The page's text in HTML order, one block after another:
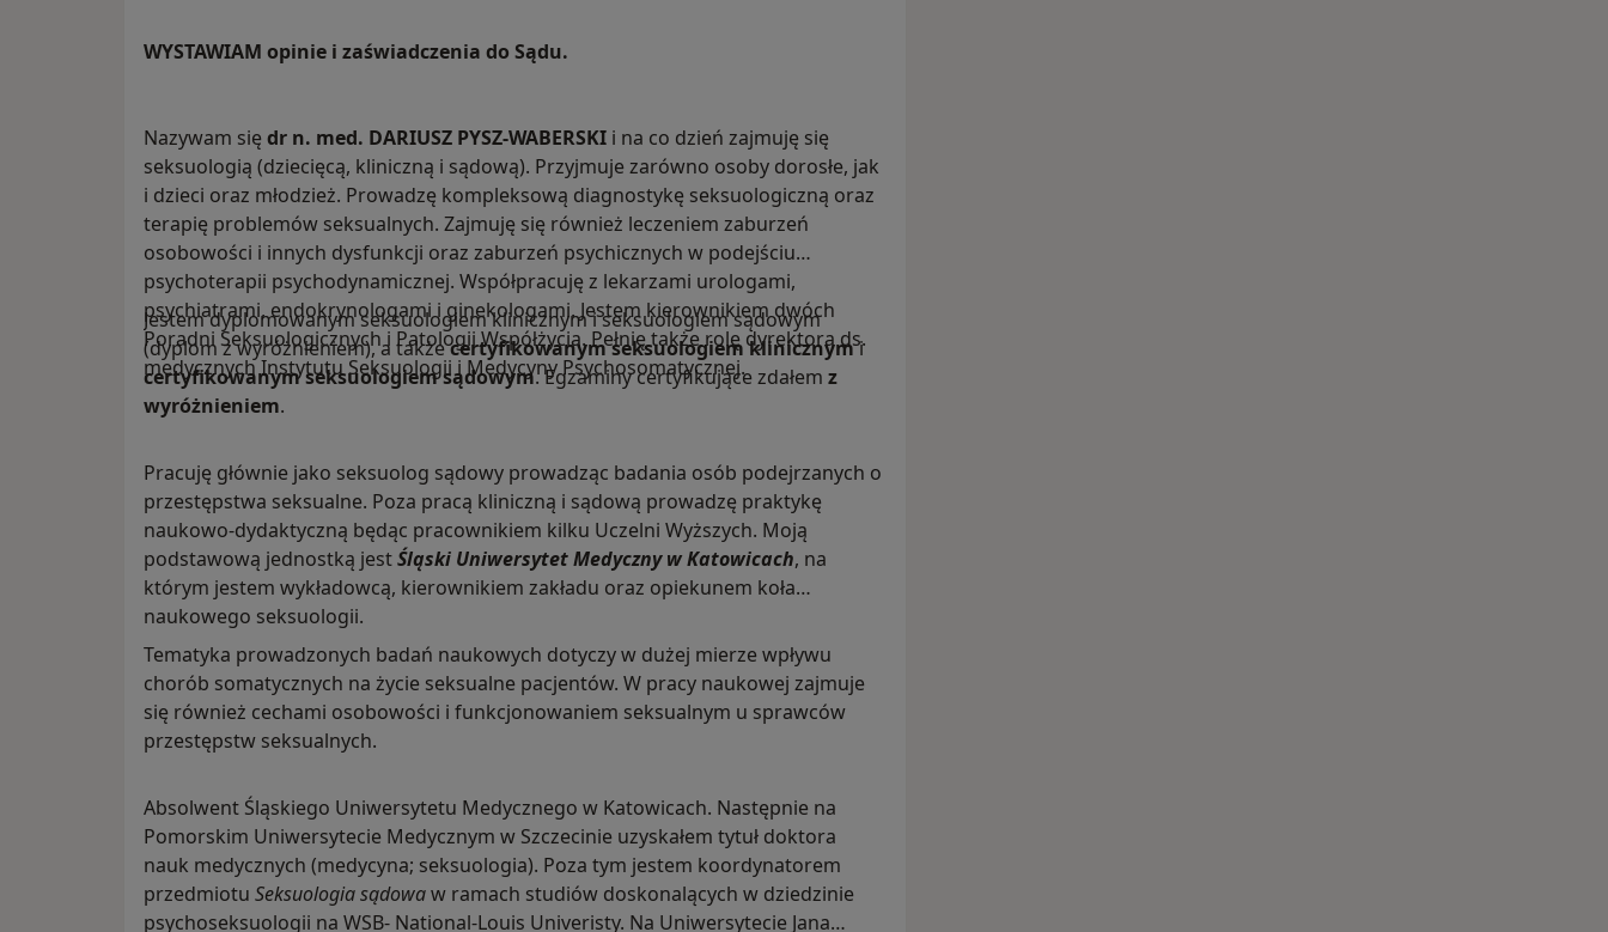
WYSTAWIAM opinie i zaświadczenia do Sądu.
Nazywam się dr n. med. DARIUSZ PYSZ-WABERSKI i na co dzień zajmuję się
seksuologią (dziecięcą, kliniczną i sądową). Przyjmuje zarówno osoby dorosłe, jak
i dzieci oraz młodzież. Prowadzę kompleksową diagnostykę seksuologiczną oraz
terapię problemów seksualnych. Zajmuję się również leczeniem zaburzeń
osobowości i innych dysfunkcji oraz zaburzeń psychicznych w podejściu
psychoterapii psychodynamicznej. Współpracuję z lekarzami urologami,
psychiatrami, endokrynologami i ginekologami. Jestem kierownikiem dwóch
Poradni Seksuologicznych i Patologii Współżycia. Pełnię także rolę dyrektora ds.
medycznych Instytutu Seksuologii i Medycyny Psychosomatycznej.
Jestem dyplomowanym seksuologiem klinicznym i seksuologiem sądowym
(dyplom z wyróżnieniem), a takżecertyfikowanym seksuologiem klinicznymi
certyfikowanym seksuologiem sądowym. Egzaminy certyfikujące zdałem z
wyróżnieniem.
Pracuję głównie jako seksuolog sądowy prowadząc badania osób podejrzanych o
przestępstwa seksualne. Poza pracą kliniczną i sądową prowadzę praktykę
naukowo-dydaktyczną będąc pracownikiem kilku Uczelni Wyższych. Moją
podstawową jednostką jestŚląski Uniwersytet Medyczny w Katowicach, na
którym jestem wykładowcą, kierownikiem zakładu oraz opiekunem koła
naukowego seksuologii.
Tematyka prowadzonych badań naukowych dotyczy w dużej mierze wpływu
chorób somatycznych na życie seksualne pacjentów. W pracy naukowej zajmuje
się również cechami osobowości i funkcjonowaniem seksualnym u sprawców
przestępstw seksualnych.
Absolwent Śląskiego Uniwersytetu Medycznego w Katowicach. Następnie na
Pomorskim Uniwersytecie Medycznym w Szczecinie uzyskałem tytuł doktora
nauk medycznych (medycyna; seksuologia). Poza tym jestem koordynatorem
przedmiotu Seksuologia sądowaw ramach studiów doskonalących w dziedzinie
psychoseksuologii na WSB- National-Louis Univeristy. Na Uniwersytecie Jana